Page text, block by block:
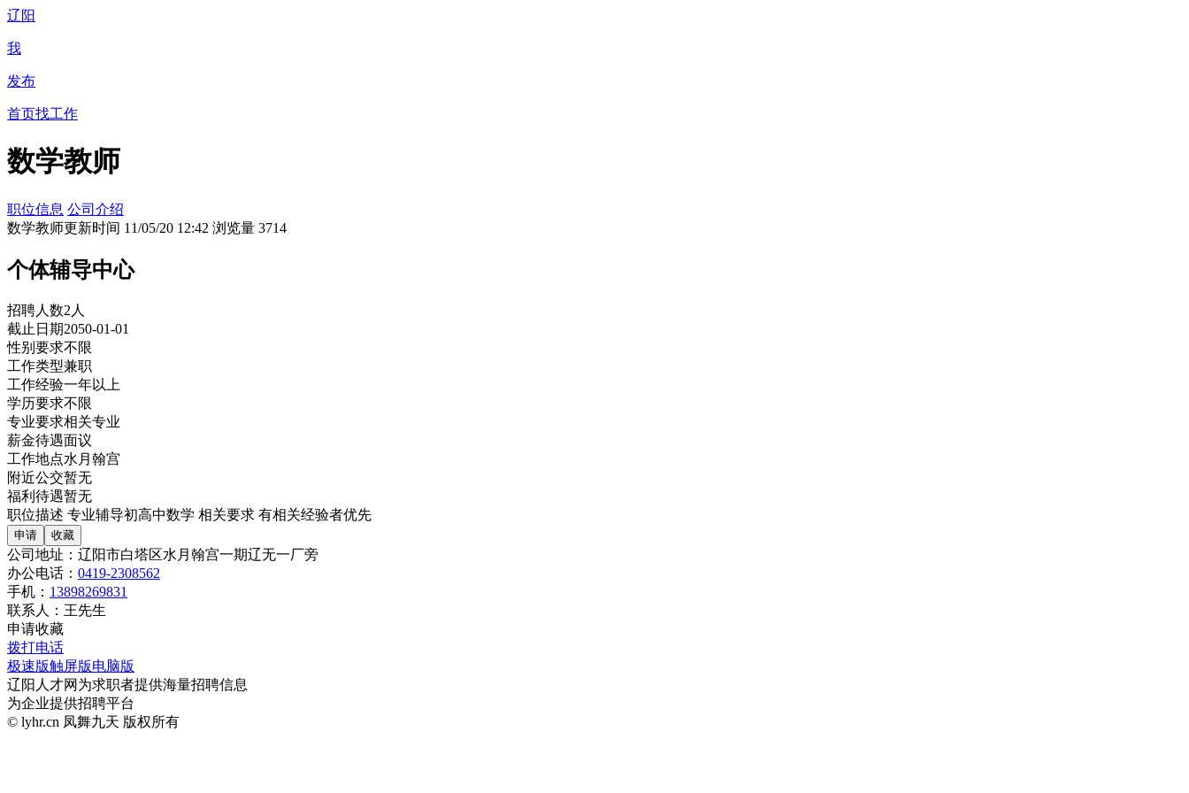
辽阳
我
发布
首页找工作
数学教师
职位信息 公司介绍
数学教师更新时间 11/05/20 12:42 浏览量 3714
个体辅导中心
招聘人数2人
截止日期2050-01-01
性别要求不限
工作类型兼职
工作经验一年以上
学历要求不限
专业要求相关专业
薪金待遇面议
工作地点水月翰宫
附近公交暂无
福利待遇暂无
职位描述 专业辅导初高中数学 相关要求 有相关经验者优先
公司地址： 辽阳市白塔区水月翰宫一期辽无一厂旁
办公电话： 0419-2308562
手机： 13898269831
联系人： 王先生
申请收藏
拨打电话
极速版触屏版电脑版
辽阳人才网为求职者提供海量招聘信息
为企业提供招聘平台
© lyhr.cn 凤舞九天 版权所有